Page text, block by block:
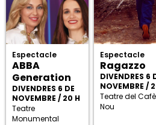
Espectacle
ABBA
Generation
DIVENDRES 6 DE
NOVEMBRE / 20 H
Teatre
Monumental
Espectacle
Ragazzo
DIVENDRES 6
NOVEMBRE /
Teatre del Cafè
Nou